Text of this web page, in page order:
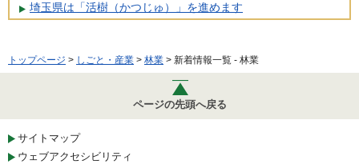
埼玉県は「活樹（かつじゅ）」を進めます
トップページ > しごと・産業 > 林業 > 新着情報一覧 - 林業
ページの先頭へ戻る
サイトマップ
ウェブアクセシビリティ